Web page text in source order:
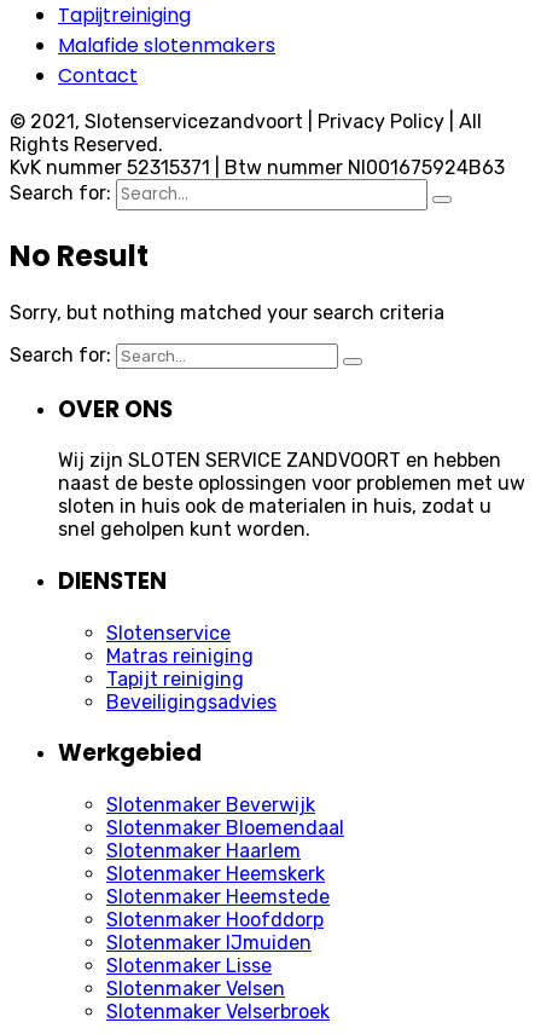
Tapijtreiniging
Malafide slotenmakers
Contact
© 2021, Slotenservicezandvoort | Privacy Policy | All
Rights Reserved.
KvK nummer 52315371 | Btw nummer Nl001675924B63
Search for:
No Result
Sorry, but nothing matched your search criteria
Search for:
OVER ONS
Wij zijn SLOTEN SERVICE ZANDVOORT en hebben
naast de beste oplossingen voor problemen met uw
sloten in huis ook de materialen in huis, zodat u
snel geholpen kunt worden.
DIENSTEN
Slotenservice
Matras reiniging
Tapijt reiniging
Beveiligingsadvies
Werkgebied
Slotenmaker Beverwijk
Slotenmaker Bloemendaal
Slotenmaker Haarlem
Slotenmaker Heemskerk
Slotenmaker Heemstede
Slotenmaker Hoofddorp
Slotenmaker IJmuiden
Slotenmaker Lisse
Slotenmaker Velsen
Slotenmaker Velserbroek